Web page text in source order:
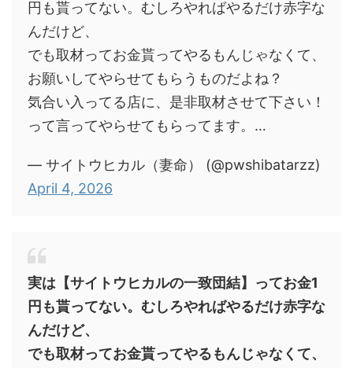
円も貰ってない。むしろやればやるだけ赤字な
んだけど、
でも取材ってお金貰ってやるもんじゃなくて、
お願いしてやらせてもらうものだよね？
気合い入ってる店に、是非取材させて下さい！
って言ってやらせてもらってます。…
— サイトウヒカル（妻命） (@pwshibatarzz)
April 4, 2026
実は【サイトウヒカルの一致団結】ってお金1
円も貰ってない。むしろやればやるだけ赤字な
んだけど、
でも取材ってお金貰ってやるもんじゃなくて、